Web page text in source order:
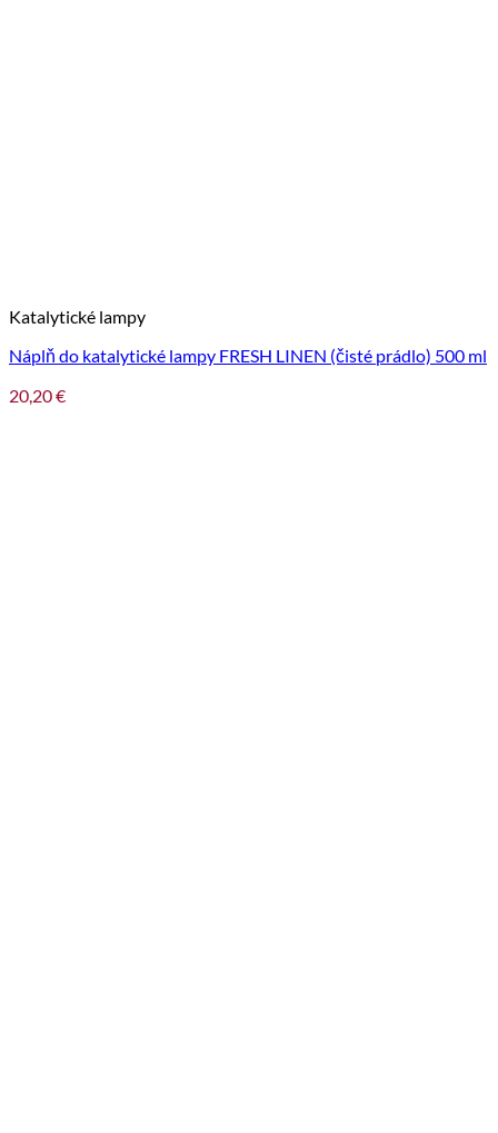
Katalytické lampy
Náplň do katalytické lampy FRESH LINEN (čisté prádlo) 500 ml
20,20€